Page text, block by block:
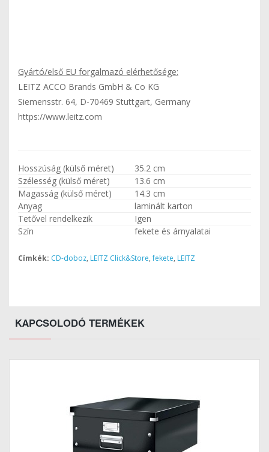
Gyártó/első EU forgalmazó elérhetősége:
LEITZ ACCO Brands GmbH & Co KG
Siemensstr. 64, D-70469 Stuttgart, Germany
https://www.leitz.com
Hosszúság (külső méret)
35.2 cm
Szélesség (külső méret)
13.6 cm
Magasság (külső méret)
14.3 cm
Anyag
laminált karton
Tetővel rendelkezik
Igen
Szín
fekete és árnyalatai
Címkék: CD-doboz, LEITZ Click&Store,fekete, LEITZ
KAPCSOLODÓ TERMÉKEK